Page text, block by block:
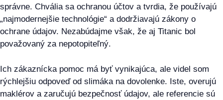
správne. Chvália sa ochranou účtov a tvrdia, že používajú
„najmodernejšie technológie“ a dodržiavajú zákony o
ochrane údajov. Nezabúdajme však, že aj Titanic bol
považovaný za nepotopiteľný.
Ich zákaznícka pomoc má byť vynikajúca, ale videl som
rýchlejšiu odpoveď od slimáka na dovolenke. Iste, overujú
maklérov a zaručujú bezpečnosť údajov, ale referencie sú